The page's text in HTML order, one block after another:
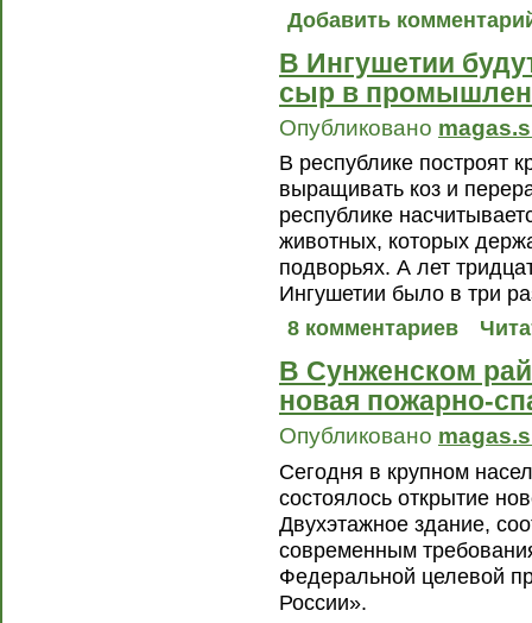
Добавить
В Ингушетии
сыр в
Опубликовано
В республике построят
выращивать коз и
республике
животных, которых
подворьях. А лет
Ингушетии было в три
8 комментариев
В Сунженском
новая пожарно-
Опубликовано
Сегодня в крупном
состоялось открытие
Двухэтажное здание,
современным
Федеральной целевой
России».